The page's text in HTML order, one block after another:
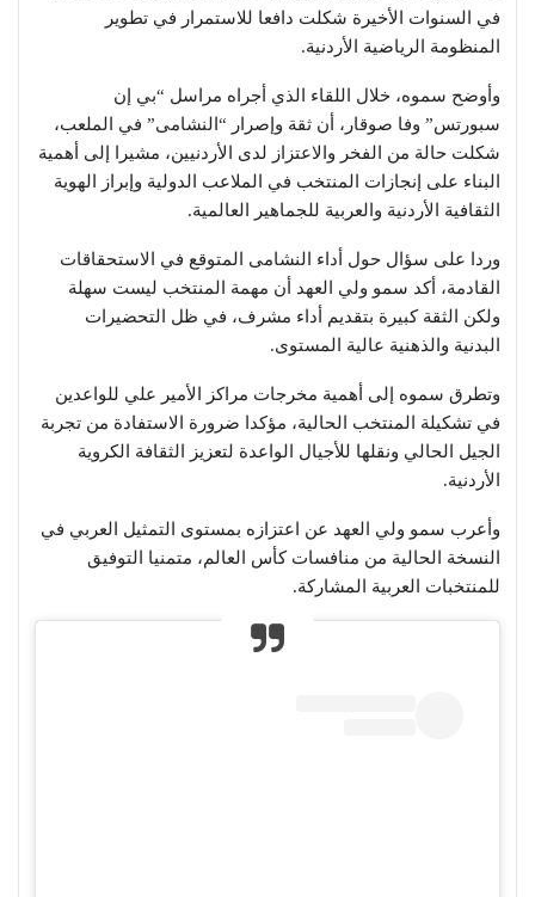
في السنوات الأخيرة شكلت دافعا للاستمرار في تطوير
المنظومة الرياضية الأردنية.
وأوضح سموه، خلال اللقاء الذي أجراه مراسل “بي إن
سبورتس” وفا صوقار، أن ثقة وإصرار “النشامى” في الملعب،
شكلت حالة من الفخر والاعتزاز لدى الأردنيين، مشيرا إلى أهمية
البناء على إنجازات المنتخب في الملاعب الدولية وإبراز الهوية
الثقافية الأردنية والعربية للجماهير العالمية.
وردا على سؤال حول أداء النشامى المتوقع في الاستحقاقات
القادمة، أكد سمو ولي العهد أن مهمة المنتخب ليست سهلة
ولكن الثقة كبيرة بتقديم أداء مشرف، في ظل التحضيرات
البدنية والذهنية عالية المستوى.
وتطرق سموه إلى أهمية مخرجات مراكز الأمير علي للواعدين
في تشكيلة المنتخب الحالية، مؤكدا ضرورة الاستفادة من تجربة
الجيل الحالي ونقلها للأجيال الواعدة لتعزيز الثقافة الكروية
الأردنية.
وأعرب سمو ولي العهد عن اعتزازه بمستوى التمثيل العربي في
النسخة الحالية من منافسات كأس العالم، متمنيا التوفيق
للمنتخبات العربية المشاركة.